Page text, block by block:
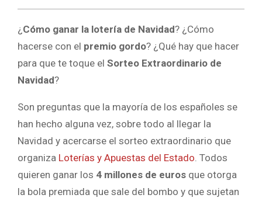
¿ Cómo ganar la lotería de Navidad? ¿Cómo
hacerse con el premio gordo? ¿Qué hay que hacer
para que te toque el Sorteo Extraordinario de
Navidad?
Son preguntas que la mayoría de los españoles se
han hecho alguna vez, sobre todo al llegar la
Navidad y acercarse el sorteo extraordinario que
organiza Loterías y Apuestas del Estado . Todos
quieren ganar los 4 millones de euros que otorga
la bola premiada que sale del bombo y que sujetan